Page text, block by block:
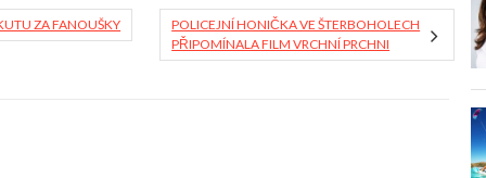
ZA FANOUŠKY
POLICEJNÍ HONIČKA VE ŠTERBOHOLECH
PŘIPOMÍNALA FILM VRCHNÍ PRCHNI